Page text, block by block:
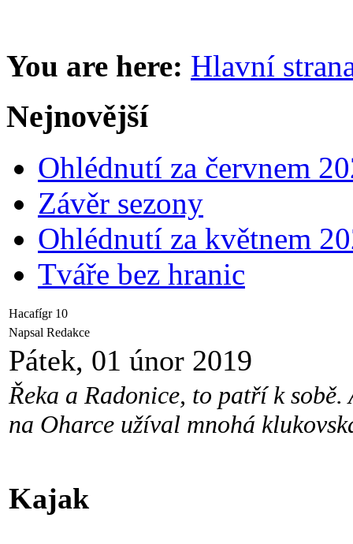
You are here: Hlavní
Nejnovější
Ohlédnutí za červnem
Závěr sezony
Ohlédnutí za květnem
Tváře bez hranic
Hacafígr 10
Napsal Redakce
Pátek, 01 únor 2019
Řeka a Radonice, to patří k
na Oharce užíval mnohá
Kajak